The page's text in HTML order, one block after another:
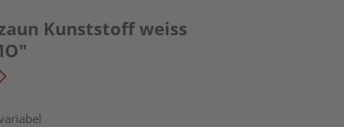
Kunststoff weiss